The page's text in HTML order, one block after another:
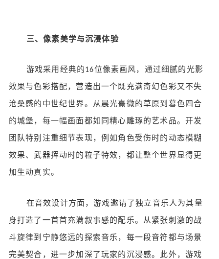
三、像素美学与沉浸体验
游戏采用经典的16位像素画风，通过细腻的光影
效果与色彩搭配，营造出一个既充满奇幻色彩又不失
沧桑感的中世纪世界。从晨光熹微的草原到暮色四合
的城堡，每一幅画面都如同精心雕琢的艺术品。开发
团队特别注重细节表现，例如角色受伤时的动态模糊
效果、武器挥动时的粒子特效，都让整个世界显得更
加生动真实。
在音效设计方面，游戏邀请了独立音乐人为其量
身打造了一首首充满叙事感的配乐。从紧张刺激的战
斗旋律到宁静悠远的探索音乐，每一段音符都与场景
完美契合，进一步加深了玩家的沉浸感。此外，游戏